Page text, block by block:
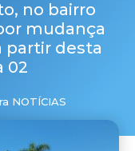
no bairro
mudança
partir desta
02
NOTÍCIAS